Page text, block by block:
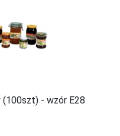
- wzór E28